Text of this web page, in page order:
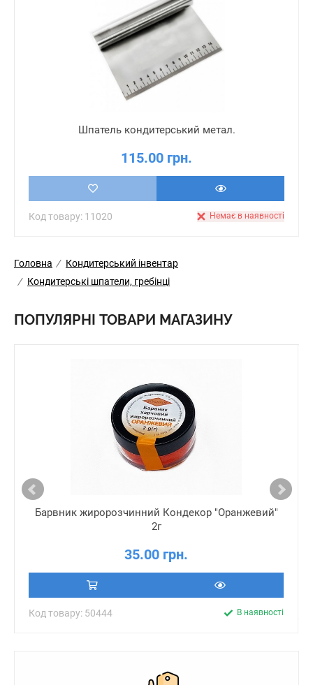
Шпатель кондитерський метал.
115.00 грн.
Код товару: 11020 Немає в наявності
Головна / Кондитерський інвентар
/ Кондитерські шпатели, гребінці
ПОПУЛЯРНІ ТОВАРИ МАГАЗИНУ
Барвник жиророзчинний Кондекор "Оранжевий"
2г
35.00 грн.
Код товару: 50444 В наявності